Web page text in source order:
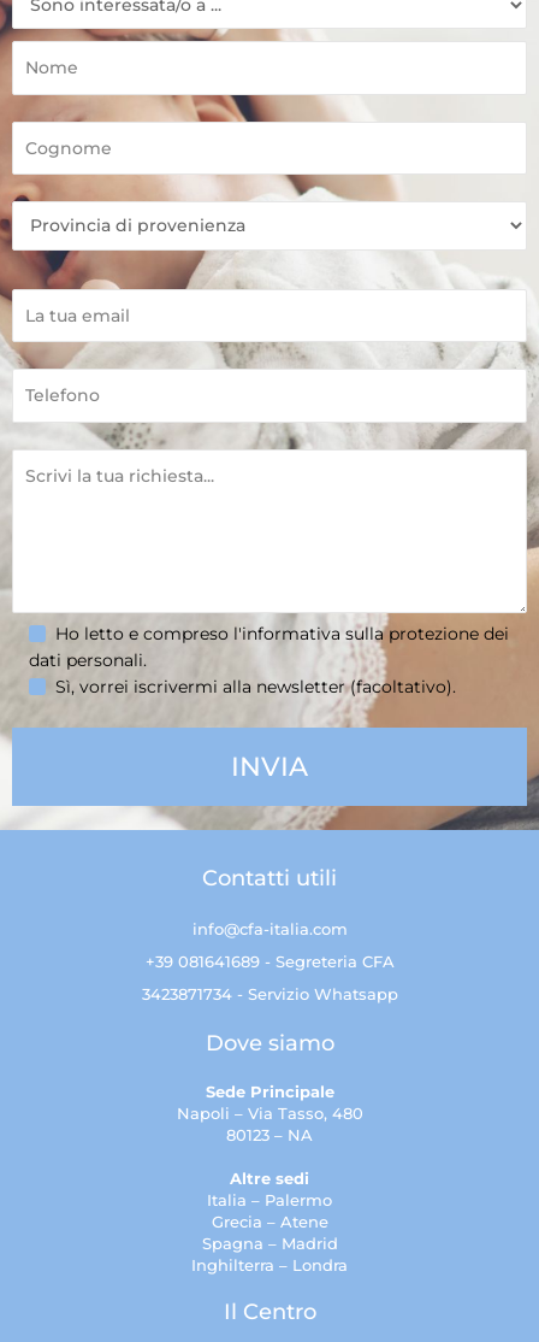
Ho letto e compreso l'informativa sullaprotezione dei
dati personali.
Sì, vorrei iscrivermi alla newsletter (facoltativo).
Contatti utili
info@cfa-italia.com
+39 081641689 - Segreteria CFA
3423871734 - Servizio Whatsapp
Dove siamo
Sede Principale
Napoli – Via Tasso, 480
80123 – NA
Altre sedi
Italia – Palermo
Grecia – Atene
Spagna – Madrid
Inghilterra – Londra
Il Centro